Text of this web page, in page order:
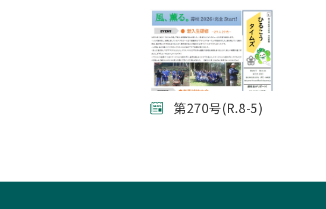
第270号(R.8-5)